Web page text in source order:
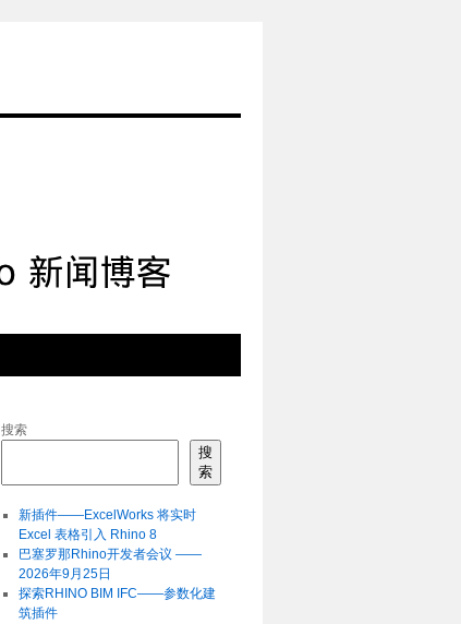
搜索
搜
索
新插件——ExcelWorks 将实时
Excel 表格引入 Rhino 8
巴塞罗那Rhino开发者会议 ——
2026年9月25日
探索RHINO BIM IFC——参数化建
筑插件